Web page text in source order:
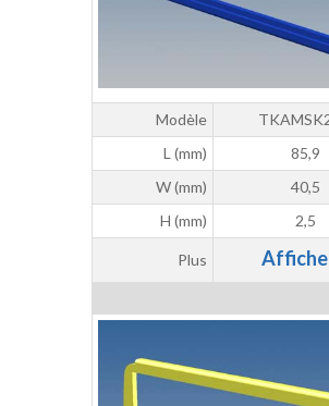
Modèle
L (mm)
85,9
W (mm)
40,5
H (mm)
2,5
Plus Affiche